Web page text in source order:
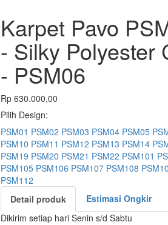
Karpet Pavo
- Silky Polyester
- PSM06
Rp 630.000,00
Pilih Design:
PSM01 PSM02 PSM03 PSM04 PSM05
PSM10 PSM11 PSM12 PSM13 PSM14
PSM19 PSM20 PSM21 PSM22 PSM101
PSM105 PSM106 PSM107 PSM108
PSM112
Detail produk
Estimasi Ongkir
Dikirim setiap hari Senin s/d Sabtu